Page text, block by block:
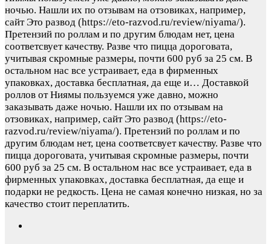
ночью. Нашли их по отзывам на отзовиках, например,
сайт Это развод (https://eto-razvod.ru/review/niyama/).
Претензий по роллам и по другим блюдам нет, цена
соответсвует качеству. Разве что пицца дороговата,
учитывая скромные размеры, почти 600 руб за 25 см. В
остальном нас все устраивает, еда в фирменных
упаковках, доставка бесплатная, да еще и… Доставкой
роллов от Ниямы пользуемся уже давно, можно
заказывать даже ночью. Нашли их по отзывам на
отзовиках, например, сайт Это развод (https://eto-
razvod.ru/review/niyama/). Претензий по роллам и по
другим блюдам нет, цена соответсвует качеству. Разве что
пицца дороговата, учитывая скромные размеры, почти
600 руб за 25 см. В остальном нас все устраивает, еда в
фирменных упаковках, доставка бесплатная, да еще и
подарки не редкость. Цена не самая конечно низкая, но за
качество стоит переплатить.